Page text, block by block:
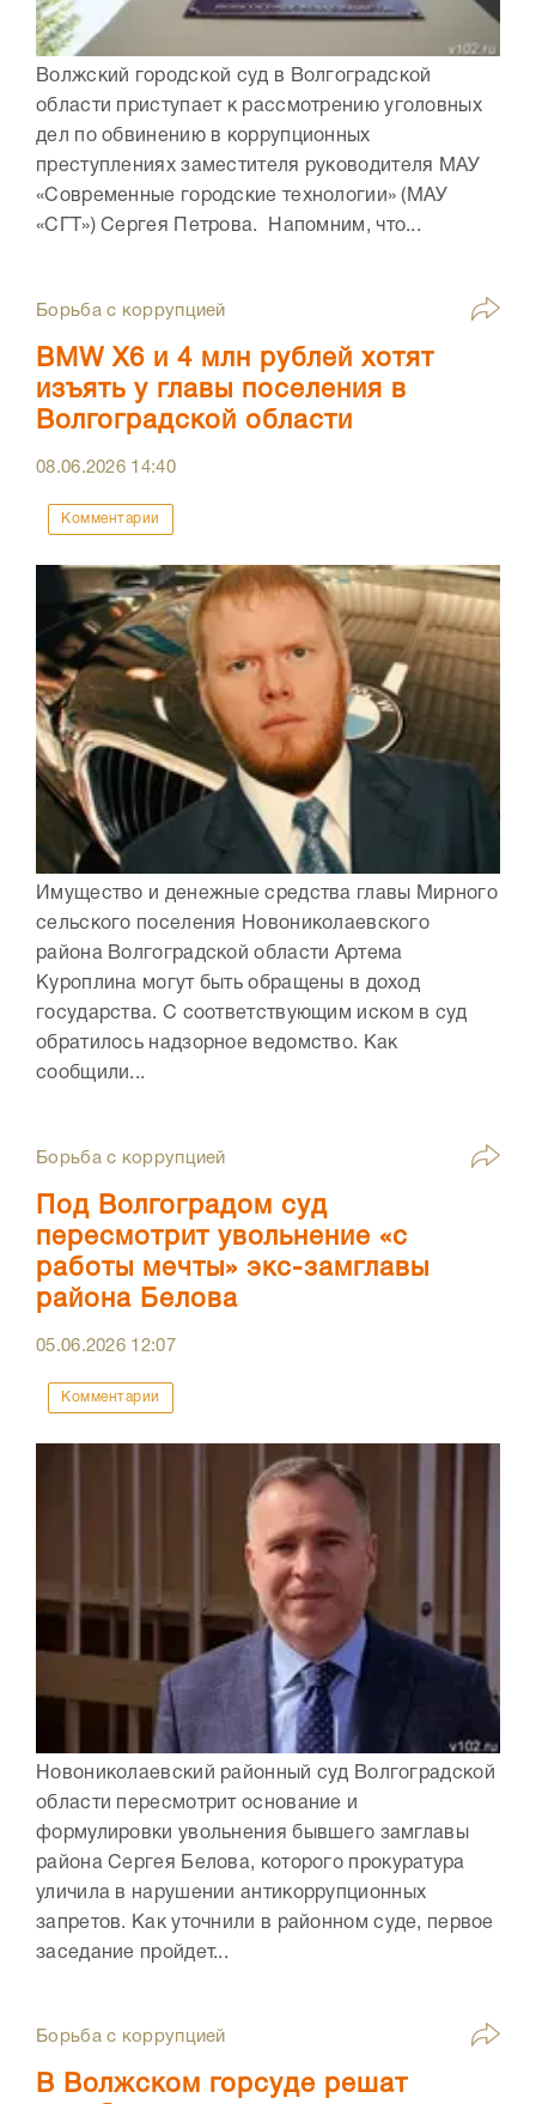
Волжский городской суд в Волгоградской
области приступает к рассмотрению уголовных
дел по обвинению в коррупционных
преступлениях заместителя руководителя МАУ
«Современные городские технологии» (МАУ
«СГТ») Сергея Петрова. Напомним, что...
Борьба с коррупцией
BMW X6 и 4 млн рублей хотят
изъять у главы поселения в
Волгоградской области
08.06.2026 14:40
Комментарии
Имущество и денежные средства главы Мирного
сельского поселения Новониколаевского
района Волгоградской области Артема
Куроплина могут быть обращены в доход
государства. С соответствующим иском в суд
обратилось надзорное ведомство. Как
сообщили...
Борьба с коррупцией
Под Волгоградом суд
пересмотрит увольнение «с
работы мечты» экс-замглавы
района Белова
05.06.2026 12:07
Комментарии
Новониколаевский районный суд Волгоградской
области пересмотрит основание и
формулировки увольнения бывшего замглавы
района Сергея Белова, которого прокуратура
уличила в нарушении антикоррупционных
запретов. Как уточнили в районном суде, первое
заседание пройдет...
Борьба с коррупцией
В Волжском горсуде решат